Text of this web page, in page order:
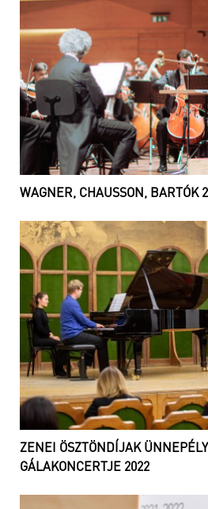
WAGNER, CHAUSSON, BARTÓK
ZENEI ÖSZTÖNDÍJAK
GÁLAKONCERTJE 2022